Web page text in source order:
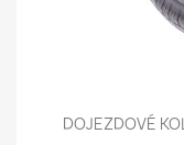
DOJEZDOVÉ